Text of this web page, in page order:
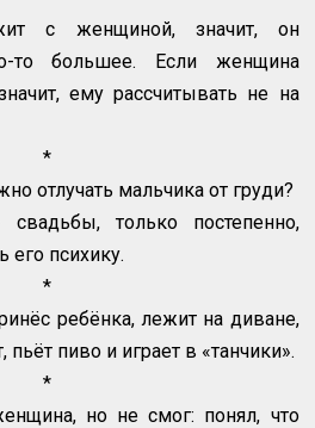
с женщиной, значит, он
то большее. Если женщина
ему рассчитывать не на
*
отлучать мальчика от груди?
только постепенно,
его психику.
*
ребёнка, лежит на диване,
пьёт пиво и играет в «танчики».
*
но не смог: понял, что